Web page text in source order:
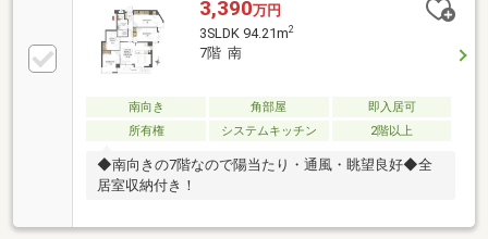
3,390万円
3SLDK 94.21m2
7階 南
南向き 角部屋
即入居可
所有権
システムキッチン 2階以上
◆南向きの7階なので陽当たり・通風・眺望良好◆全
居室収納付き！